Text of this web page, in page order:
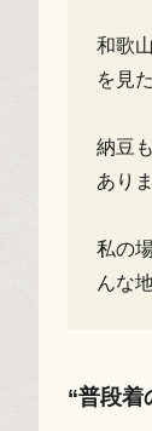
和歌
を見
納豆
あり
私の
んな
“普段着